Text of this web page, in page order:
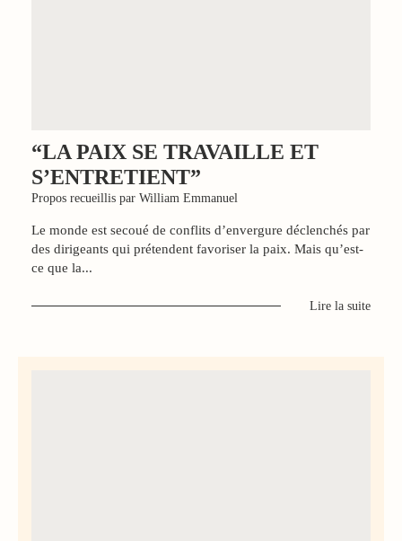
“LA PAIX SE TRAVAILLE ET
S’ENTRETIENT”
Propos recueillis par William Emmanuel
Le monde est secoué de conflits d’envergure déclenchés par
des dirigeants qui prétendent favoriser la paix. Mais qu’est-
ce que la...
Lire la suite